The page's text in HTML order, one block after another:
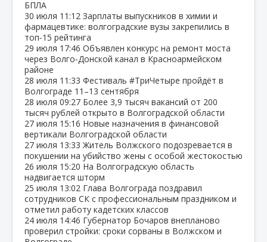
БПЛА
30 июля 11:12 Зарплаты выпускников в химии и
фармацевтике: волгоградские вузы закрепились в
топ‑15 рейтинга
29 июля 17:46 Объявлен конкурс на ремонт моста
через Волго‑Донской канал в Красноармейском
районе
28 июля 11:33 Фестиваль #ТриЧетыре пройдёт в
Волгограде 11–13 сентября
28 июля 09:27 Более 3,9 тысяч вакансий от 200
тысяч рублей открыто в Волгоградской области
27 июля 15:16 Новые назначения в финансовой
вертикали Волгоградской области
27 июля 13:33 Житель Волжского подозревается в
покушении на убийство жены с особой жестокостью
26 июля 15:20 На Волгоградскую область
надвигается шторм
25 июля 13:02 Глава Волгограда поздравил
сотрудников СК с профессиональным праздником и
отметил работу кадетских классов
24 июля 14:46 Губернатор Бочаров внепланово
проверил стройки: сроки сорваны в Волжском и